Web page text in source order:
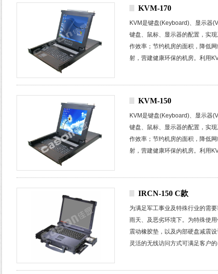
KVM-170
KVM是键盘(Keyboard)、显示器
键盘、鼠标、显示器的配置，实
作效率；节约机房的面积，降低
射，营建健康环保的机房。利用
KVM-150
KVM是键盘(Keyboard)、显示器
键盘、鼠标、显示器的配置，实
作效率；节约机房的面积，降低
射，营建健康环保的机房。利用
IRCN-150 C款
为满足军工事业及特殊行业的需
雨天、及恶劣环境下。为特殊使
震动橡胶垫，以及内部硬盘减震
灵活的无线访问方式可满足客户